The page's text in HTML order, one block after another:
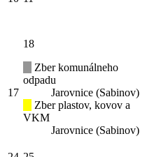
17
18
Zber komunálneho
odpadu
Jarovnice (Sabinov)
Zber plastov, kovov a
VKM
Jarovnice (Sabinov)